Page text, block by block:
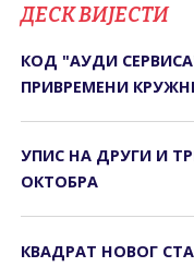
ДЕСК ВИЈЕСТИ
КОД "АУДИ
ПРИВРЕМЕНИ
УПИС НА ДРУГИ И
ОКТОБРА
КВАДРАТ НОВОГ